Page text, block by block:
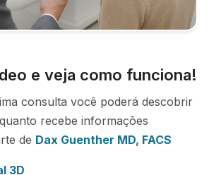
e veja como funciona!
consulta você poderá descobrir
recebe informações
de Dax Guenther MD, FACS
3D